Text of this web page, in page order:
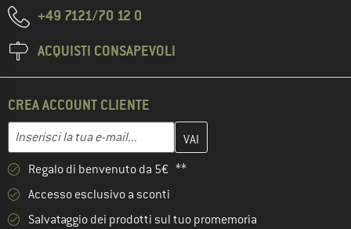
+49 7121/70 12 0
ACQUISTI CONSAPEVOLI
CREA ACCOUNT CLIENTE
Indirizzo e-mail
Inserisci qui il tuo indirizzo e-mail e crea il tuo account cliente
Regalo di benvenuto da 5€ **
Accesso esclusivo a sconti
Salvataggio dei prodotti sul tuo promemoria